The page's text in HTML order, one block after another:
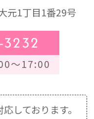
1丁目1番29号
～17:00
しております。